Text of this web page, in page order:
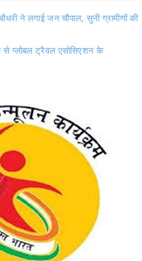
ने लगाई जन चौपाल, सुनी ग्रामीणों की
से ग्लोबल ट्रैवल एसोसिएशन के